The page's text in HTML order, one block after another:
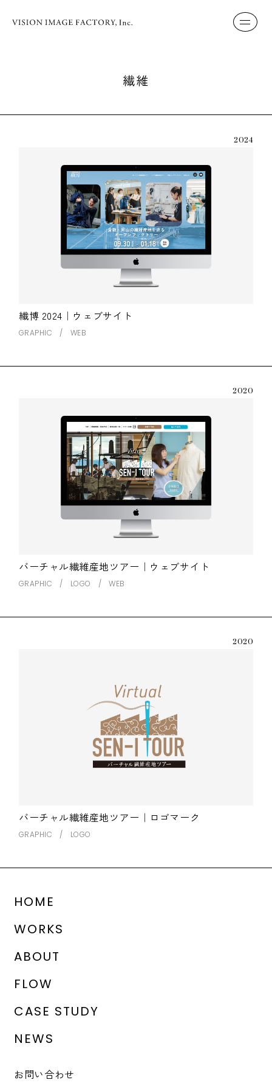
繊維
2024
繊博 2024｜ウェブサイト
GRAPHIC WEB
2020
バーチャル繊維産地ツアー｜ウェブサイト
GRAPHIC LOGO WEB
2020
バーチャル繊維産地ツアー｜ロゴマーク
GRAPHIC LOGO
HOME
WORKS
ABOUT
FLOW
CASE STUDY
NEWS
お問い合わせ